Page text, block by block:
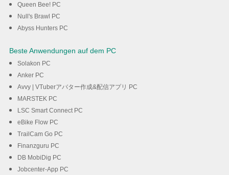
Queen Bee! PC
Null's Brawl PC
Abyss Hunters PC
Beste Anwendungen auf dem PC
Solakon PC
Anker PC
Avvy | VTuberアバター作成&配信アプリ PC
MARSTEK PC
LSC Smart Connect PC
eBike Flow PC
TrailCam Go PC
Finanzguru PC
DB MobiDig PC
Jobcenter-App PC